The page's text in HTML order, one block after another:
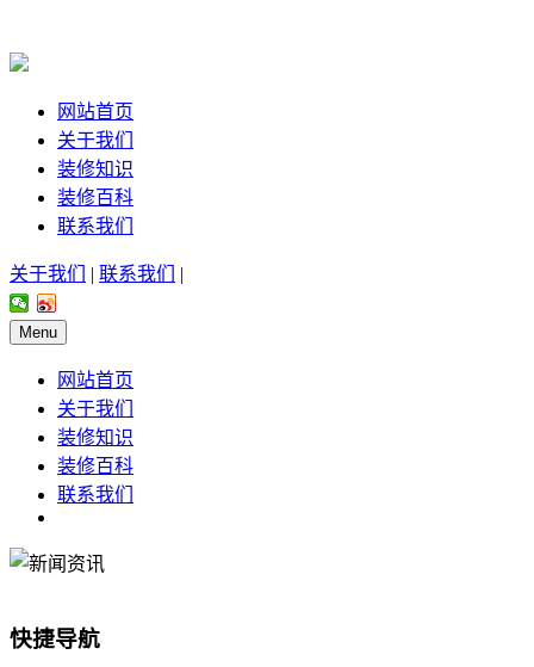
网站首页
关于我们
装修知识
装修百科
联系我们
关于我们 | 联系我们 |
Menu
网站首页
关于我们
装修知识
装修百科
联系我们
快捷导航